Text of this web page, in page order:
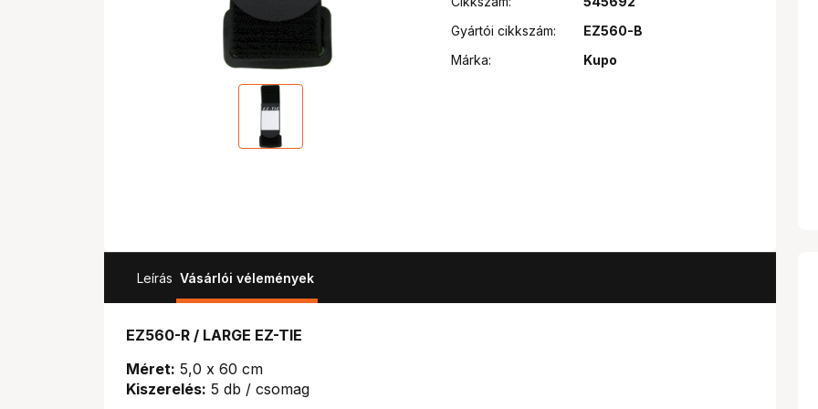
Gyártói cikkszám:
EZ560-B
Márka:
Kupo
Leírás Vásárlói vélemények
EZ560-R / LARGE EZ-TIE
Méret: 5,0 x 60 cm
Kiszerelés: 5 db / csomag